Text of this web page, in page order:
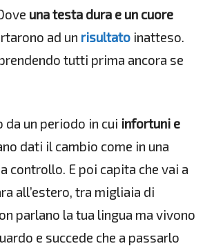
una testa dura e un cuore
ad un risultato inatteso.
tutti prima ancora se
da un periodo in cui infortuni e
dati il cambio come in una
controllo. E poi capita che vai a
all’estero, tra migliaia di
parlano la tua lingua ma vivono
e succede che a passarlo